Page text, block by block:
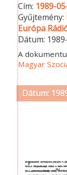
Cím: 1989-
Gyűjtemény:
Európa
Dátum:
A
Magyar
Dátum: